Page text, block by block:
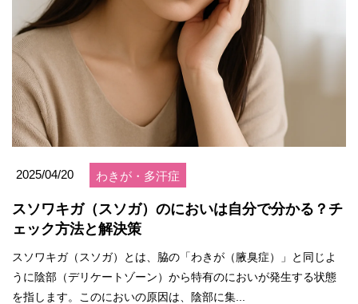
2025/04/20 わきが・多汗症
スソワキガ（スソガ）のにおいは自分で分かる？チ
ェック方法と解決策
スソワキガ（スソガ）とは、脇の「わきが（腋臭症）」と同じよ
うに陰部（デリケートゾーン）から特有のにおいが発生する状態
を指します​。このにおいの原因は、陰部に集...